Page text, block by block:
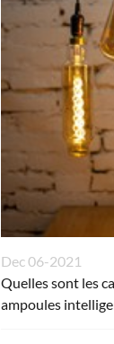
Dec 06-2021
Quelles sont les
ampoules